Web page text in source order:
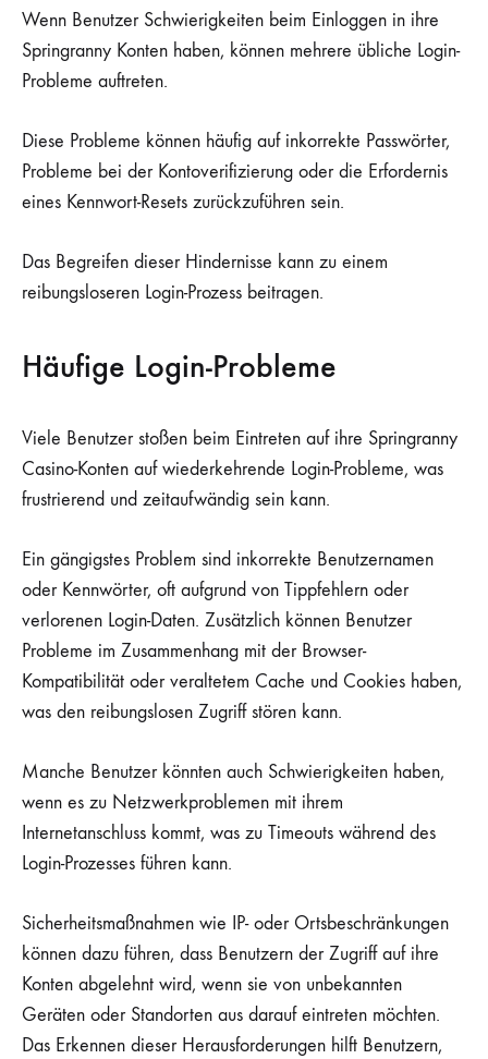
Wenn Benutzer Schwierigkeiten beim Einloggen in ihre
Springranny Konten haben, können mehrere übliche Login-
Probleme auftreten.
Diese Probleme können häufig auf inkorrekte Passwörter,
Probleme bei der Kontoverifizierung oder die Erfordernis
eines Kennwort-Resets zurückzuführen sein.
Das Begreifen dieser Hindernisse kann zu einem
reibungsloseren Login-Prozess beitragen.
Häufige Login-Probleme
Viele Benutzer stoßen beim Eintreten auf ihre Springranny
Casino-Konten auf wiederkehrende Login-Probleme, was
frustrierend und zeitaufwändig sein kann.
Ein gängigstes Problem sind inkorrekte Benutzernamen
oder Kennwörter, oft aufgrund von Tippfehlern oder
verlorenen Login-Daten. Zusätzlich können Benutzer
Probleme im Zusammenhang mit der Browser-
Kompatibilität oder veraltetem Cache und Cookies haben,
was den reibungslosen Zugriff stören kann.
Manche Benutzer könnten auch Schwierigkeiten haben,
wenn es zu Netzwerkproblemen mit ihrem
Internetanschluss kommt, was zu Timeouts während des
Login-Prozesses führen kann.
Sicherheitsmaßnahmen wie IP- oder Ortsbeschränkungen
können dazu führen, dass Benutzern der Zugriff auf ihre
Konten abgelehnt wird, wenn sie von unbekannten
Geräten oder Standorten aus darauf eintreten möchten.
Das Erkennen dieser Herausforderungen hilft Benutzern,